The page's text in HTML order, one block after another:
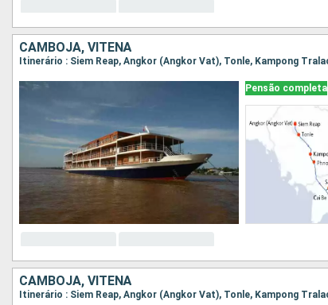
CAMBOJA, VITENÃ
Pensão completa
CAMBOJA, VITENÃ